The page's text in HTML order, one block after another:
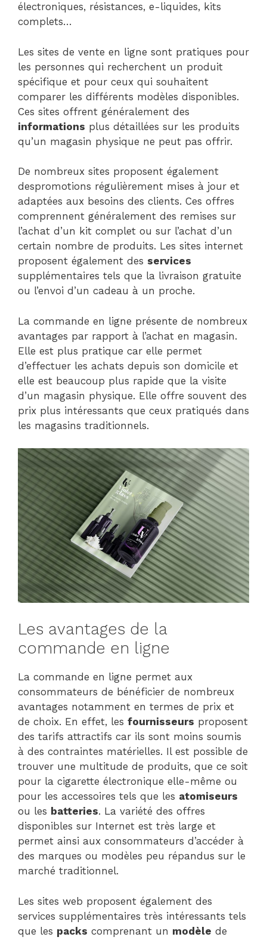
électroniques, résistances, e-liquides, kits
complets…
Les sites de vente en ligne sont pratiques pour
les personnes qui recherchent un produit
spécifique et pour ceux qui souhaitent
comparer les différents modèles disponibles.
Ces sites offrent généralement des
informations plus détaillées sur les produits
qu’un magasin physique ne peut pas offrir.
De nombreux sites proposent également
despromotions régulièrement mises à jour et
adaptées aux besoins des clients. Ces offres
comprennent généralement des remises sur
l’achat d’un kit complet ou sur l’achat d’un
certain nombre de produits. Les sites internet
proposent également des services
supplémentaires tels que la livraison gratuite
ou l’envoi d’un cadeau à un proche.
La commande en ligne présente de nombreux
avantages par rapport à l’achat en magasin.
Elle est plus pratique car elle permet
d’effectuer les achats depuis son domicile et
elle est beaucoup plus rapide que la visite
d’un magasin physique. Elle offre souvent des
prix plus intéressants que ceux pratiqués dans
les magasins traditionnels.
Les avantages de la
commande en ligne
La commande en ligne permet aux
consommateurs de bénéficier de nombreux
avantages notamment en termes de prix et
de choix. En effet, les fournisseurs proposent
des tarifs attractifs car ils sont moins soumis
à des contraintes matérielles. Il est possible de
trouver une multitude de produits, que ce soit
pour la cigarette électronique elle-même ou
pour les accessoires tels que les atomiseurs
ou les batteries. La variété des offres
disponibles sur Internet est très large et
permet ainsi aux consommateurs d’accéder à
des marques ou modèles peu répandus sur le
marché traditionnel.
Les sites web proposent également des
services supplémentaires très intéressants tels
que les packs comprenant un modèle de